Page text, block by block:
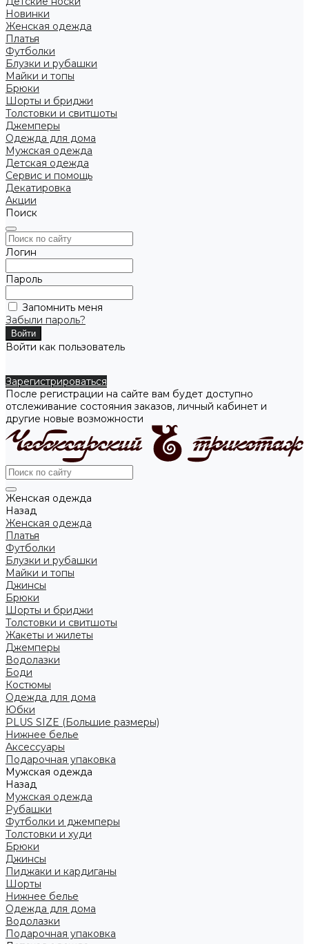
Новинки
Женская одежда
Платья
Футболки
Блузки и рубашки
Майки и топы
Брюки
Шорты и бриджи
Толстовки и свитшоты
Джемперы
Одежда для дома
Мужская одежда
Детская одежда
Сервис и помощь
Декатировка
Акции
Поиск
Логин
Пароль
Запомнить меня
Забыли пароль?
Войти как пользователь
Зарегистрироваться
После регистрации на сайте вам будет доступно
отслеживание состояния заказов, личный кабинет и
другие новые возможности
Женская одежда
Назад
Женская одежда
Платья
Футболки
Блузки и рубашки
Майки и топы
Джинсы
Брюки
Шорты и бриджи
Толстовки и свитшоты
Жакеты и жилеты
Джемперы
Водолазки
Боди
Костюмы
Одежда для дома
Юбки
PLUS SIZE (Большие размеры)
Нижнее белье
Аксессуары
Подарочная упаковка
Мужская одежда
Назад
Мужская одежда
Рубашки
Футболки и джемперы
Толстовки и худи
Брюки
Джинсы
Пиджаки и кардиганы
Шорты
Нижнее белье
Одежда для дома
Водолазки
Подарочная упаковка